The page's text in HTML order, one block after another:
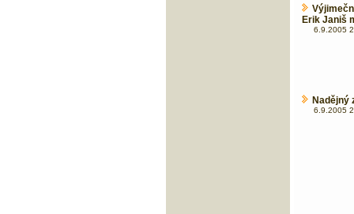
Erik Janiš
6.9.2005
Nadějný
6.9.2005